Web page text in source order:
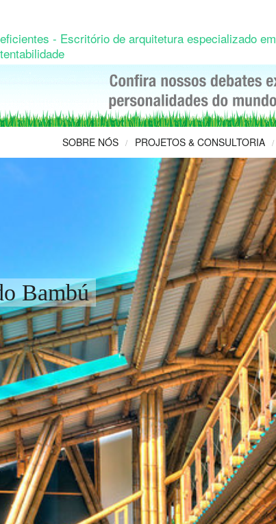
- Escritório de arquitetura especializado em
SOBRE NÓS / PROJETOS & CONSULTORIA /
Bambú